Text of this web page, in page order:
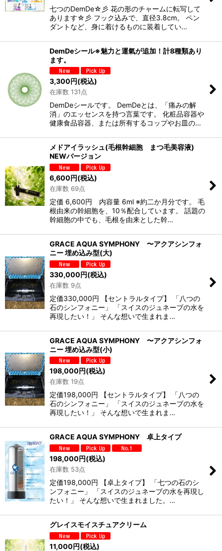
七つのDemDe☆彡 花の形のチャームに転写して
あります☆彡 フック込みで、直径3.8cm。 ペン
ダントなど、身に着けるものに装着してい…
DemDeシール※魅力と運氣が追加！計8種類あり
ます。
3,300円(税込)
在庫数 131点
DemDeシールです。 DemDeとは、「痛みの解
消」のエッセンスを持つ言葉です。 化粧品容器や
健康食品容器、または所有するコップやお皿の…
メドアイラッシュ(毛根幹細胞 まつ毛美容液)
NEWバージョン
6,600円(税込)
在庫数 69点
定価 6,600円 内容量 6ml ※約二か月分です。 毛
根由来の幹細胞を、10％配合しています。 話題の
幹細胞の中でも、毛根を由来とした幹…
GRACE AQUA SYMPHONY 〜アクアシンフォ
ニー 埋め込み型(大)
330,000円(税込)
在庫数 9点
定価330,000円 【セントラルタイプ】 「八つの
石のシンフォニー」 「スイスのジュネーブの水を
再現したい！」 そんな想いで生まれま…
GRACE AQUA SYMPHONY 〜アクアシンフォ
ニー 埋め込み型(小)
198,000円(税込)
在庫数 19点
定価198,000円 【セントラルタイプ】 「八つの
石のシンフォニー」 「スイスのジュネーブの水を
再現したい！」 そんな想いで生まれま…
GRACE AQUA SYMPHONY 卓上タイプ
198,000円(税込)
在庫数 53点
定価198,000円 【卓上タイプ】 「七つの石のシ
ンフォニー」 「スイスのジュネーブの水を再現し
たい！」 そんな想いで生まれました。…
グレイスモイスチュアクリーム
11,000円(税込)